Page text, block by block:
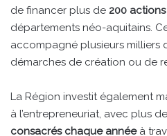
de financer plus de 200 actions
départements néo-aquitains.
accompagné plusieurs milliers
démarches de création ou de
La Région investit également
à l’entrepreneuriat, avec plus de
consacrés chaque annéeà